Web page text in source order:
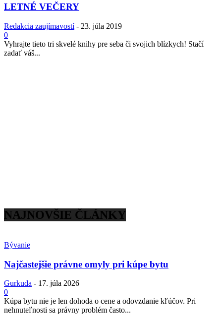
LETNÉ VEČERY
Redakcia zaujímavostí - 23. júla 2019
0
Vyhrajte tieto tri skvelé knihy pre seba či svojich blízkych! Stačí
zadať váš...
NAJNOVŠIE ČLÁNKY
Bývanie
Najčastejšie právne omyly pri kúpe bytu
Gurkuda - 17. júla 2026
0
Kúpa bytu nie je len dohoda o cene a odovzdanie kľúčov. Pri
nehnuteľnosti sa právny problém často...